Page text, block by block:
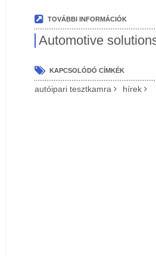
TOVÁBBI INFORMÁCIÓK
Automotive
KAPCSOLÓDÓ CÍMKÉK
autóipari tesztkamra hírek